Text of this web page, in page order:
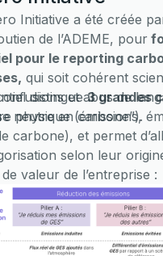
permettant
considérées comme
environnemental.
de vigilance
aux entreprises
des politiques visant
les impacts négatifs
les droits humains et
d’ajustement
(MACF)qui met en
pour l’importation de
à forte
hors d’Europe.
Initiative a été créée
de l’ADEME, pour
pour le reporting
qui soit cohérent
et abus de
neutre en carbone”).
distingue3 grandes
physique (émissions,
carbone), et permet
selon leur
valeur de l’entreprise :